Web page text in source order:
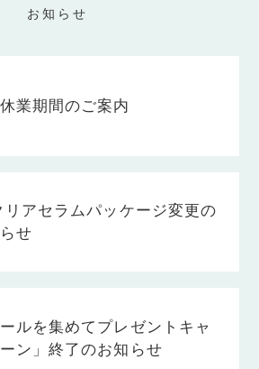
お知らせ
業期間のご案内
リアセラムパッケージ変更の
せ
ールを集めてプレゼントキャ
ン」終了のお知らせ